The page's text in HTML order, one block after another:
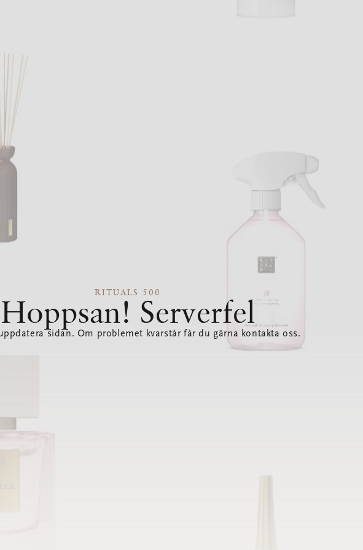
RITUALS 500
Hoppsan! Serverfel
sidan. Om problemet kvarstår får du gärna kontakta oss.